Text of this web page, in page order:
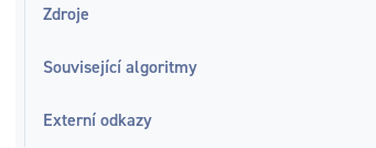
Zdroje
Související algoritmy
Externí odkazy